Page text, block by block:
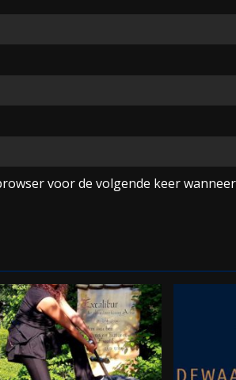
voor de volgende keer